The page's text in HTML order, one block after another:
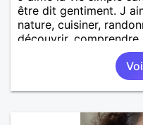
être dit gentiment. J
nature, cuisiner,
découvrir,
techniques et sur la
danser, faire la fête.
alcool, je fume
un vrai amoureux